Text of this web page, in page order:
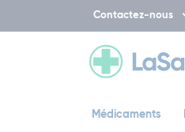
Contactez-nous
Médicaments